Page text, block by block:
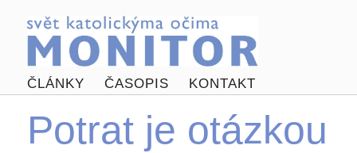
ČLÁNKY ČASOPIS KONTAKT
Potrat je otázkou